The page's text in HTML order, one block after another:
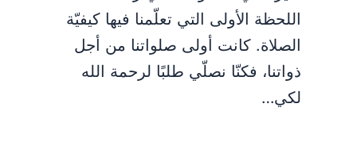
اللحظة الأولى التي تعلّمنا فيها كيفيّة
الصلاة. كانت أولى صلواتنا من أجل
ذواتنا، فكنّا نصلّي طلبًا لرحمة الله
لكي…